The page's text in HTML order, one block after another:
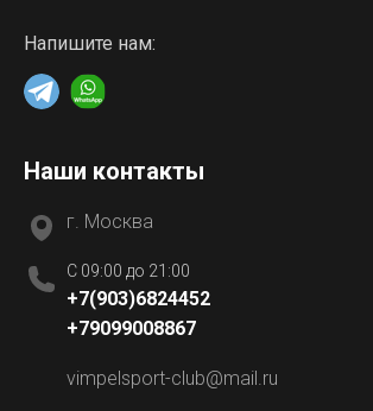
Напишите нам:
Наши контакты
г. Москва
C 09:00 до 21:00
+7(903)6824452
+79099008867
vimpelsport-club@mail.ru